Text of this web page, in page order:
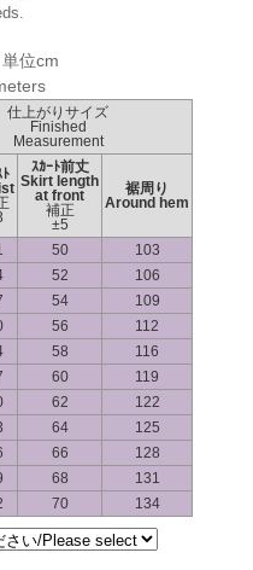
位cm
仕上がりサイズ
Finished
Measurement
ﾄ
ｽｶｰﾄ前丈
Skirt length
at front
補正
±5
裾周り
Around hem
50
103
52
106
54
109
56
112
58
116
60
119
62
122
64
125
66
128
68
131
70 134